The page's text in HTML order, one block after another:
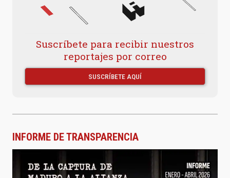
Suscríbete para recibir nuestros
reportajes por correo
SUSCRÍBETE AQUÍ
INFORME DE TRANSPARENCIA